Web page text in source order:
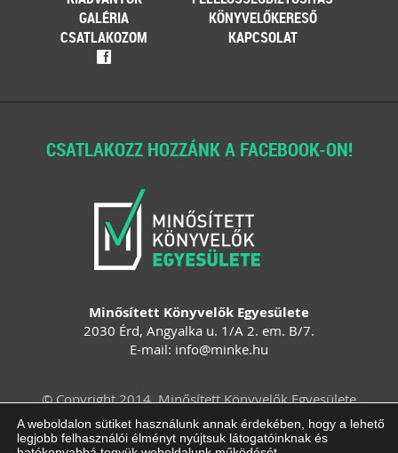
GALÉRIA
KÖNYVELŐKERESŐ
CSATLAKOZOM
KAPCSOLAT
f
CSATLAKOZZ HOZZÁNK A FACEBOOK-ON!
Minősített Könyvelők Egyesülete
2030 Érd, Angyalka u. 1/A 2. em. B/7.
E-mail: info@minke.hu
© Copyright 2014. Minősített Könyvelők Egyesülete
Felhasználási feltételek
Adatvédelem
Impresszum
ÁSZF
Süti beállítások
A weboldalon sütiket használunk annak érdekében, hogy a lehető
legjobb felhasználói élményt nyújtsuk látogatóinknak és